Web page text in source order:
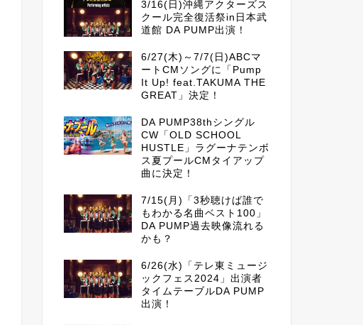
3/16(日)沖縄アクターズス
クール完全復活祭in日本武
道館 DA PUMP出演！
6/27(木)～7/7(日)ABCマ
ートCMソングに「Pump
It Up! feat.TAKUMA THE
GREAT」決定！
DA PUMP38thシングル
CW「OLD SCHOOL
HUSTLE」ラグーナテンボ
ス夏プールCMタイアップ
曲に決定！
7/15(月)「3秒聴けば誰で
もわかる名曲ベスト100」
DA PUMP過去映像流れる
かも？
6/26(水)「テレ東ミュージ
ックフェス2024」出演者
タイムテーブルDA PUMP
出演！